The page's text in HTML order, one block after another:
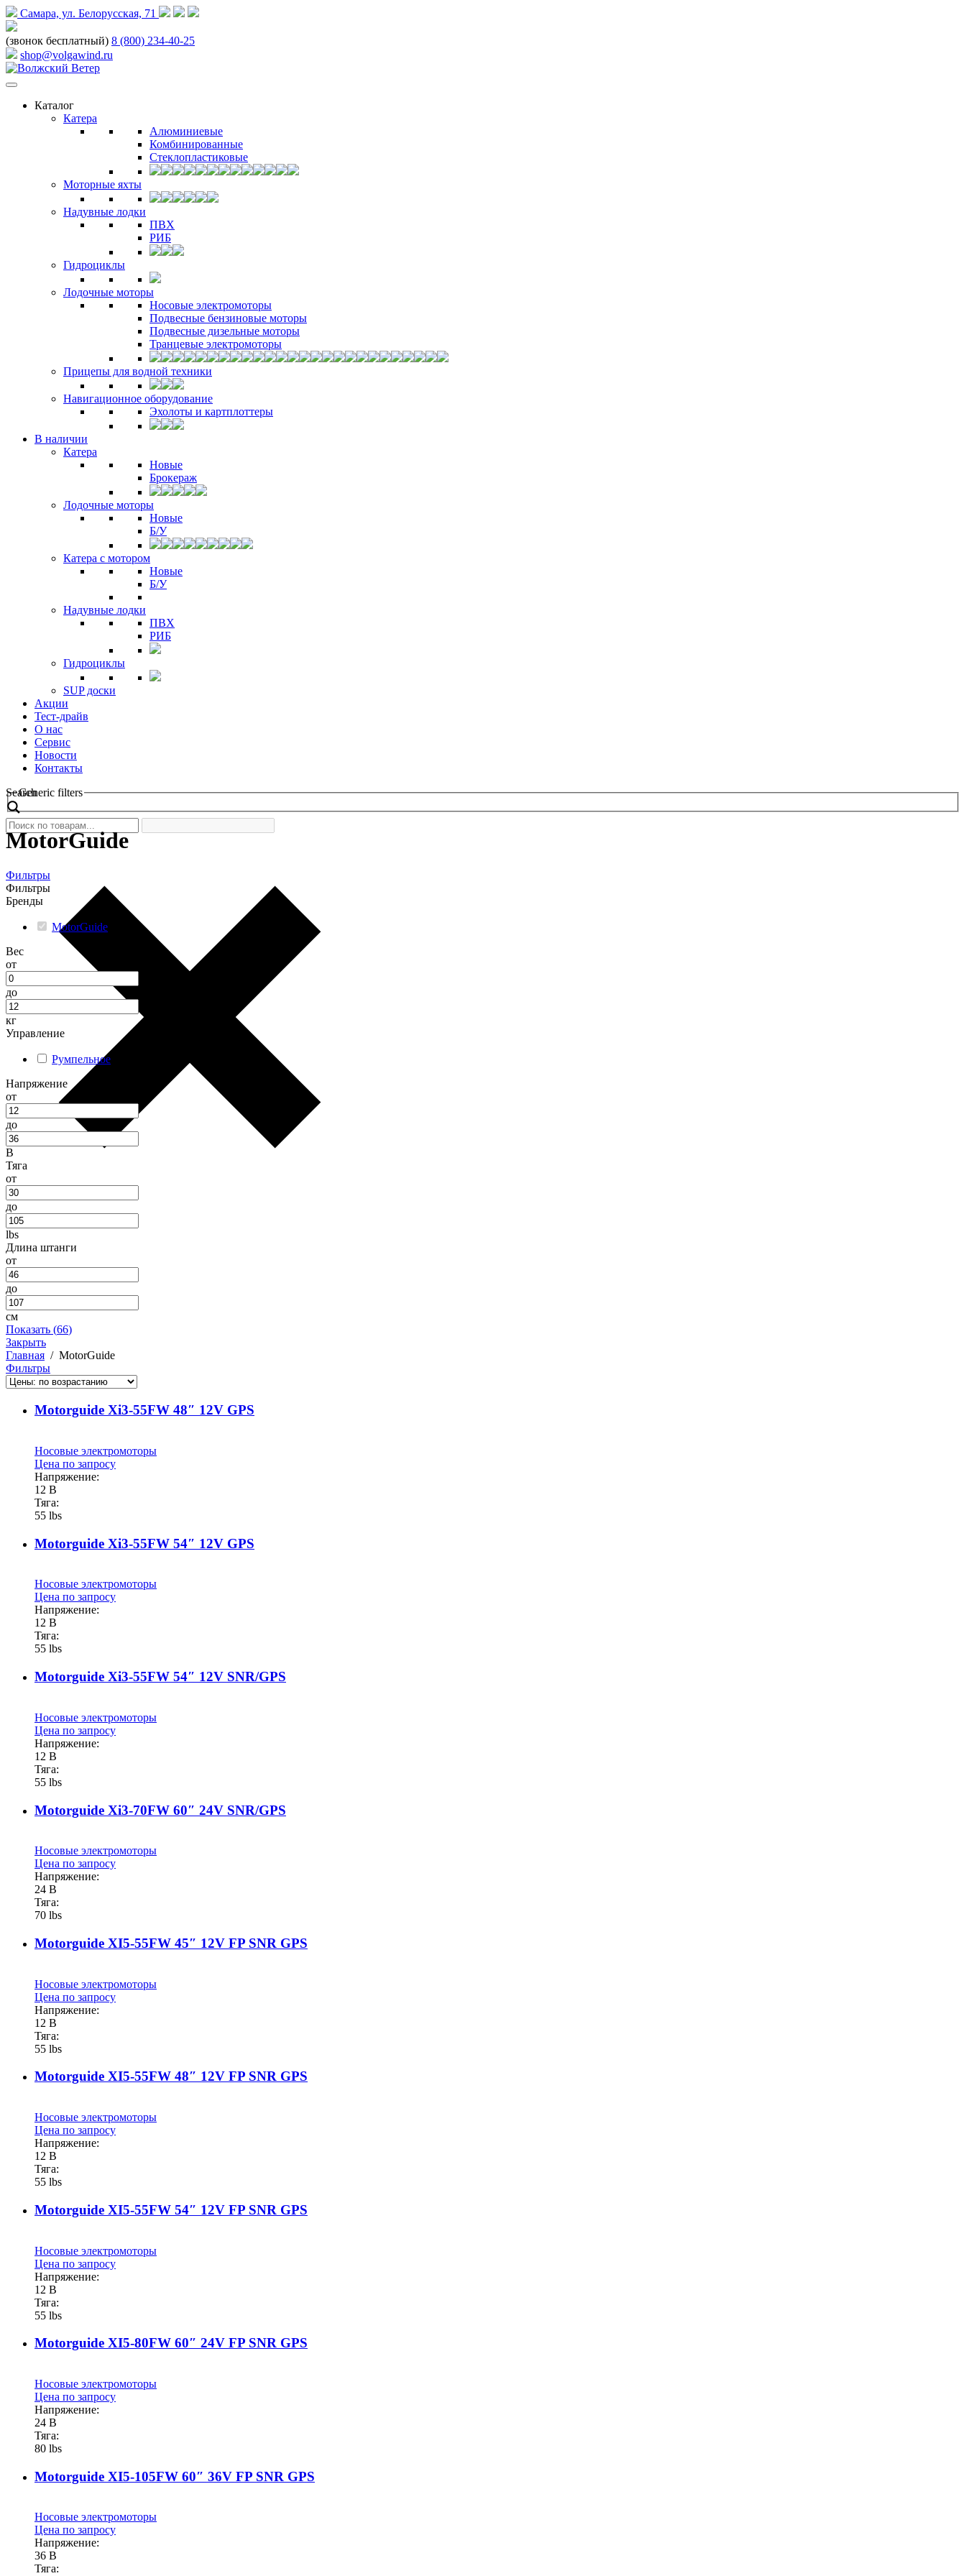
Самара, ул. Белорусская, 71
(звонок бесплатный) 8 (800) 234-40-25
shop@volgawind.ru
Каталог
Катера
Алюминиевые
Комбинированные
Стеклопластиковые
Моторные яхты
Надувные лодки
ПВХ
РИБ
Гидроциклы
Лодочные моторы
Носовые электромоторы
Подвесные бензиновые моторы
Подвесные дизельные моторы
Транцевые электромоторы
Прицепы для водной техники
Навигационное оборудование
Эхолоты и картплоттеры
В наличии
Катера
Новые
Брокераж
Лодочные моторы
Новые
Б/У
Катера с мотором
Новые
Б/У
Надувные лодки
ПВХ
РИБ
Гидроциклы
SUP доски
Акции
Тест-драйв
О нас
Сервис
Новости
Контакты
Search
Generic filters
MotorGuide
Фильтры
Фильтры
Бренды
MotorGuide
Вес
от
до
кг
Управление
Румпельное
Напряжение
от
до
В
Тяга
от
до
lbs
Длина штанги
от
до
см
Показать (66)
Закрыть
Главная / MotorGuide
Фильтры
Motorguide Xi3-55FW 48″ 12V GPS
Носовые электромоторы
Цена по запросу
Напряжение:
12 В
Тяга:
55 lbs
Motorguide Xi3-55FW 54″ 12V GPS
Носовые электромоторы
Цена по запросу
Напряжение:
12 В
Тяга:
55 lbs
Motorguide Xi3-55FW 54″ 12V SNR/GPS
Носовые электромоторы
Цена по запросу
Напряжение:
12 В
Тяга:
55 lbs
Motorguide Xi3-70FW 60″ 24V SNR/GPS
Носовые электромоторы
Цена по запросу
Напряжение:
24 В
Тяга:
70 lbs
Motorguide XI5-55FW 45″ 12V FP SNR GPS
Носовые электромоторы
Цена по запросу
Напряжение:
12 В
Тяга:
55 lbs
Motorguide XI5-55FW 48″ 12V FP SNR GPS
Носовые электромоторы
Цена по запросу
Напряжение:
12 В
Тяга:
55 lbs
Motorguide XI5-55FW 54″ 12V FP SNR GPS
Носовые электромоторы
Цена по запросу
Напряжение:
12 В
Тяга:
55 lbs
Motorguide XI5-80FW 60″ 24V FP SNR GPS
Носовые электромоторы
Цена по запросу
Напряжение:
24 В
Тяга:
80 lbs
Motorguide XI5-105FW 60″ 36V FP SNR GPS
Носовые электромоторы
Цена по запросу
Напряжение:
36 В
Тяга: